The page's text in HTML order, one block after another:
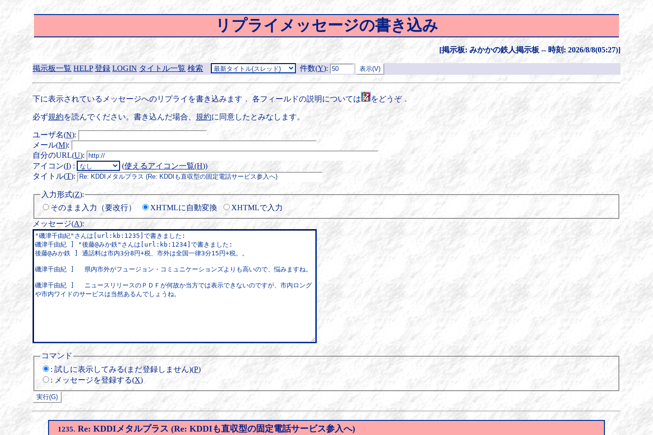
リプライメッセージの書き込み
[掲示板: みかかの鉄人掲示板 -- 時刻: 2026/8/8(05:27)]
掲示板一覧 HELP 登録 LOGIN タイトル一覧 検索 件数(Y):
下に表示されているメッセージへのリプライを書き込みます． 各フィールドの説明については をどうぞ．
必ず規約を読んでください。書き込んだ場合、 規約に同意したとみなします。
ユーザ名(N):
メール(M):
自分のURL(U):
アイコン(I) : (使えるアイコン一覧(H))
タイトル(T):
入力形式(Z):
そのまま入力（要改行）
XHTMLに自動変換
XHTMLで入力
メッセージ(A):
コマンド
:試しに表示してみる(まだ登録しません)(P)
: メッセージを登録する(X)
1235. Re: KDDIメタルプラス (Re: KDDIも直収型の固定電話サービス参入へ)